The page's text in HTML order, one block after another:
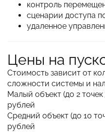
контроль
сценарии доступа
удаленное
Цены на
Стоимость зависит от
сложности системы и
Малый объект (до 2
рублей
Средний объект (до 10
рублей